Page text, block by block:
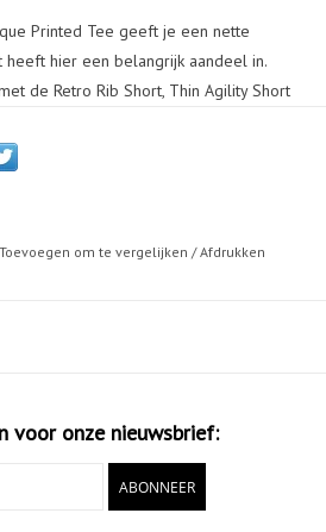
Printed Tee geeft je een nette
hier een belangrijk aandeel in.
de Retro Rib Short, Thin Agility Short
Toevoegen om te vergelijken /Afdrukken
voor onze nieuwsbrief:
ABONNEER